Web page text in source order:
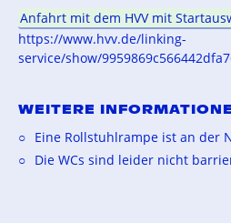
Anfahrt mit dem HVV mit
https://www.hvv.de/linking-
service/show/
WEITERE
Eine Rollstuhlrampe ist an der
Die WCs sind leider nicht